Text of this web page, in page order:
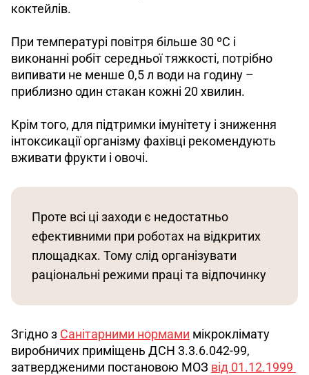
коктейлів.
При температурі повітря більше 30 ºС і
виконанні робіт середньої тяжкості, потрібно
випивати не менше 0,5 л води на годину –
приблизно один стакан кожні 20 хвилин.
Крім того, для підтримки імунітету і зниження
інтоксикації організму фахівці рекомендують
вживати фрукти і овочі.
Проте всі ці заходи є недостатньо
ефективними при роботах на відкритих
площадках. Тому слід організувати
раціональні режими праці та відпочинку
Згідно з Санітарними нормами мікроклімату
виробничих приміщень ДСН 3.3.6.042-99,
затвердженими постановою МОЗ від 01.12.1999